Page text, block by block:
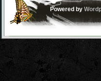
Powered by